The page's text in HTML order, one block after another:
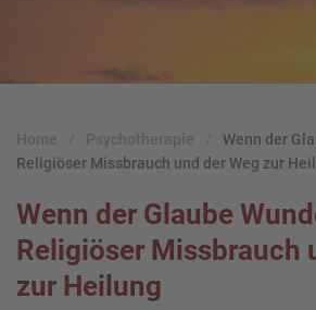
Wenn der
Religiöser Missbrauch und der Weg zur
Wenn der Glaube
Religiöser Missbrauch
zur Heilung